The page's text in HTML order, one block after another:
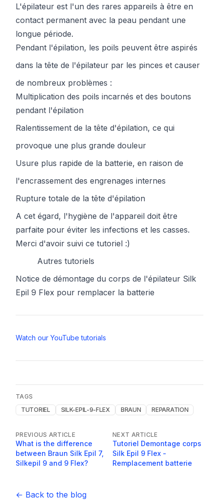
L'épilateur est l'un des rares appareils à être en
contact permanent avec la peau pendant une
longue période.
Pendant l'épilation, les poils peuvent être aspirés
dans la tête de l'épilateur par les pinces et causer
de nombreux problèmes :
Multiplication des poils incarnés et des boutons
pendant l'épilation
Ralentissement de la tête d'épilation, ce qui
provoque une plus grande douleur
Usure plus rapide de la batterie, en raison de
l'encrassement des engrenages internes
Rupture totale de la tête d'épilation
A cet égard, l'hygiène de l'appareil doit être
parfaite pour éviter les infections et les casses.
Merci d'avoir suivi ce tutoriel :)
Autres tutoriels
Notice de démontage du corps de l'épilateur Silk
Epil 9 Flex pour remplacer la batterie
Watch our YouTube tutorials
TAGS
TUTORIEL
SILK-EPIL-9-FLEX BRAUN REPARATION
PREVIOUS ARTICLE
What is the difference
between Braun Silk Epil 7,
Silkepil 9 and 9 Flex?
NEXT ARTICLE
Tutoriel Demontage corps
Silk Epil 9 Flex -
Remplacement batterie
← Back to the blog